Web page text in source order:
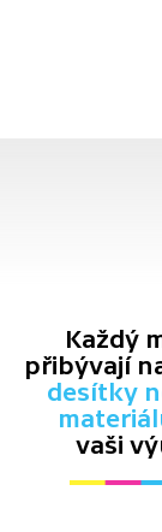
Každý
přibývají
desítky
vaši